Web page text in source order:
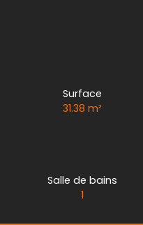
Surface
31.38m²
Salle de bains
1